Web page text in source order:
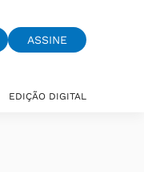
ASSINE
EDIÇÃO DIGITAL